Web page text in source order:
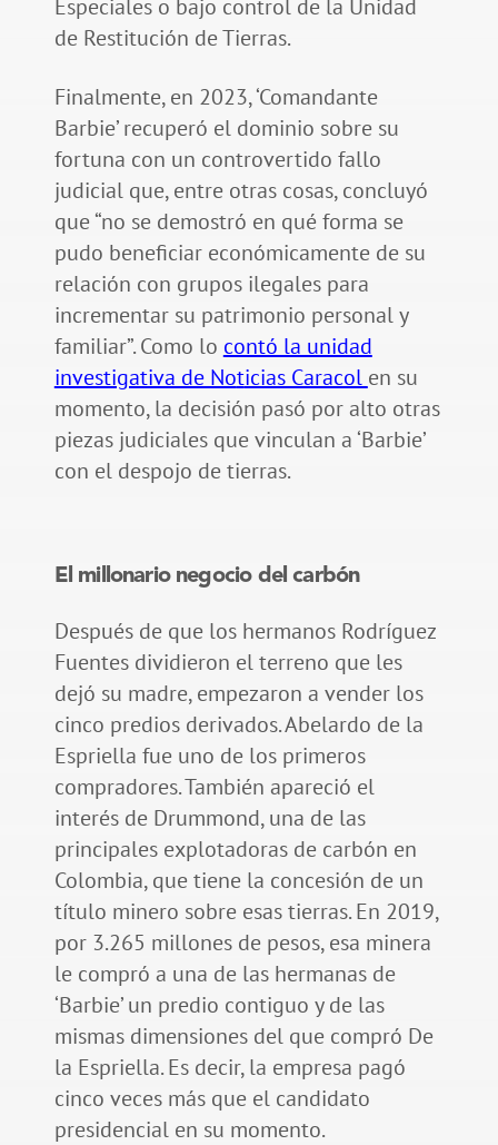
Especiales o bajo control de la Unidad
de Restitución de Tierras.
Finalmente, en 2023, ‘Comandante
Barbie’ recuperó el dominio sobre su
fortuna con un controvertido fallo
judicial que, entre otras cosas, concluyó
que “no se demostró en qué forma se
pudo beneficiar económicamente de su
relación con grupos ilegales para
incrementar su patrimonio personal y
familiar”. Como lo contó la unidad
investigativa de Noticias Caracol en su
momento, la decisión pasó por alto otras
piezas judiciales que vinculan a ‘Barbie’
con el despojo de tierras.
El millonario negocio del carbón
Después de que los hermanos Rodríguez
Fuentes dividieron el terreno que les
dejó su madre, empezaron a vender los
cinco predios derivados. Abelardo de la
Espriella fue uno de los primeros
compradores. También apareció el
interés de Drummond, una de las
principales explotadoras de carbón en
Colombia, que tiene la concesión de un
título minero sobre esas tierras. En 2019,
por 3.265 millones de pesos, esa minera
le compró a una de las hermanas de
‘Barbie’ un predio contiguo y de las
mismas dimensiones del que compró De
la Espriella. Es decir, la empresa pagó
cinco veces más que el candidato
presidencial en su momento.